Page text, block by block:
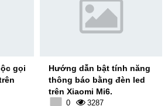
gọi
Hướng dẫn bật tính năng
thông báo bằng đèn led
trên Xiaomi Mi6.
0 3287